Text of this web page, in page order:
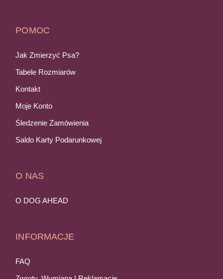
POMOC
Jak Zmierzyć Psa?
Tabele Rozmiarów
Kontakt
Moje Konto
Śledzenie Zamówienia
Saldo Karty Podarunkowej
O NAS
O DOG AHEAD
INFORMACJE
FAQ